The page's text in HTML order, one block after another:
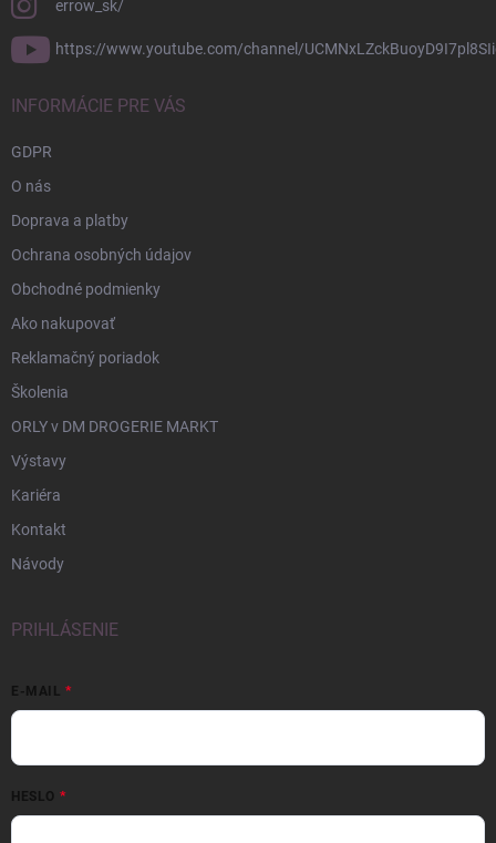
errow_sk/
https://www.youtube.com/channel/
INFORMÁCIE PRE VÁS
GDPR
O nás
Doprava a platby
Ochrana osobných údajov
Obchodné podmienky
Ako nakupovať
Reklamačný poriadok
Školenia
ORLY v DM DROGERIE MARKT
Výstavy
Kariéra
Kontakt
Návody
PRIHLÁSENIE
E-MAIL
HESLO